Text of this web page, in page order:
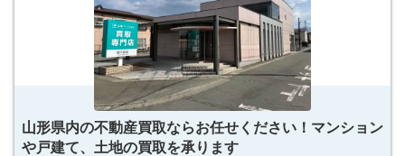
酒田市
東田川郡三川
町
東田川郡庄内
町
飽海郡遊佐町
の不動産屋さんランキングを見る
新庄市 最上郡金山町 最上郡最上町
山形県内の不動産買取ならお任せください！マンション
や戸建て、土地の買取を承ります